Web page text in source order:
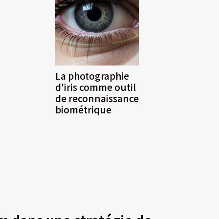
La photographie
d'iris comme outil
de reconnaissance
biométrique